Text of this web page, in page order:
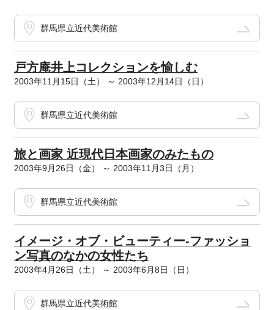
群馬県立近代美術館
戸方庵井上コレクションを愉しむ
2003年11月15日（土） ～ 2003年12月14日（日）
群馬県立近代美術館
旅と画家 近現代日本画家のみたもの
2003年9月26日（金） ～ 2003年11月3日（月）
群馬県立近代美術館
イメージ・オブ・ビューティー-ファッショ
ン写真のなかの女性たち
2003年4月26日（土） ～ 2003年6月8日（日）
群馬県立近代美術館